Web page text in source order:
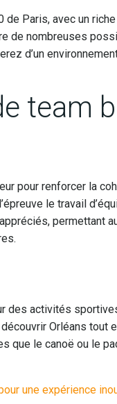
Paris, avec un
de nombreuses
d’un
team
pour renforcer la
le travail
permettant
des activités
Orléans tout
que le canoë ou le
une expérience